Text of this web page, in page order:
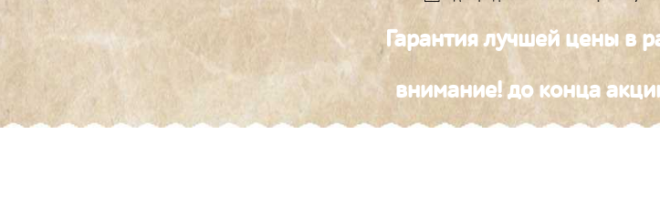
Гарантия лучшей цены в
внимание! до конца